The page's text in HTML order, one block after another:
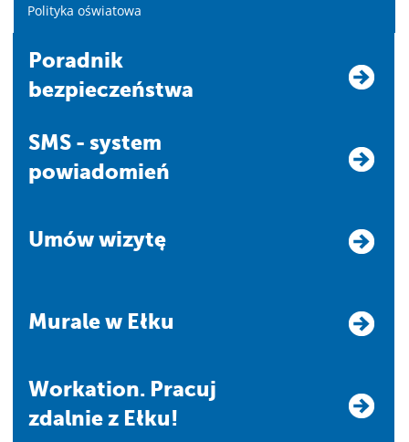
Polityka oświatowa
Poradnik
bezpieczeństwa
SMS - system
powiadomień
Umów wizytę
Murale w Ełku
Workation. Pracuj
zdalnie z Ełku!